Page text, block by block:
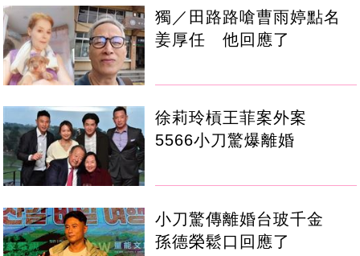
獨／田路路嗆曹雨婷點名
姜厚任 他回應了
徐莉玲槓王菲案外案
5566小刀驚爆離婚
小刀驚傳離婚台玻千金
孫德榮鬆口回應了